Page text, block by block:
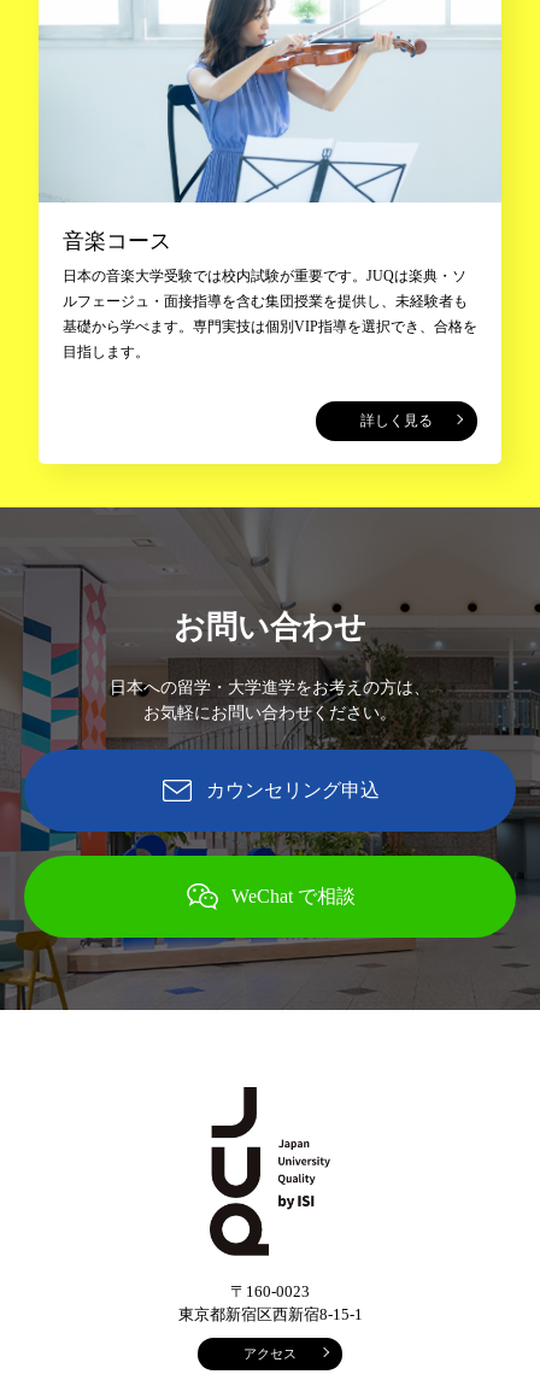
音楽コース
日本の音楽大学受験では校内試験が重要です。JUQは楽典・ソ
ルフェージュ・面接指導を含む集団授業を提供し、未経験者も
基礎から学べます。専門実技は個別VIP指導を選択でき、合格を
目指します。
詳しく見る
お問い合わせ
日本への留学・大学進学をお考えの方は、
お気軽にお問い合わせください。
カウンセリング申込
WeChat で相談
〒160-0023
東京都新宿区西新宿8-15-1
アクセス